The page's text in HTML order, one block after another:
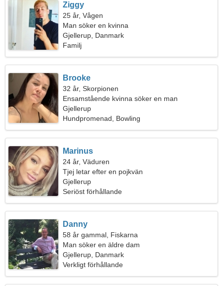
Ziggy
25 år, Vågen
Man söker en kvinna
Gjellerup, Danmark
Familj
Brooke
32 år, Skorpionen
Ensamstående kvinna söker en man
Gjellerup
Hundpromenad, Bowling
Marinus
24 år, Väduren
Tjej letar efter en pojkvän
Gjellerup
Seriöst förhållande
Danny
58 år gammal, Fiskarna
Man söker en äldre dam
Gjellerup, Danmark
Verkligt förhållande